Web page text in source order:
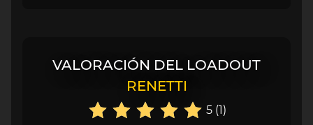
VALORACIÓN DEL LOADOUT
RENETTI
5 (1)